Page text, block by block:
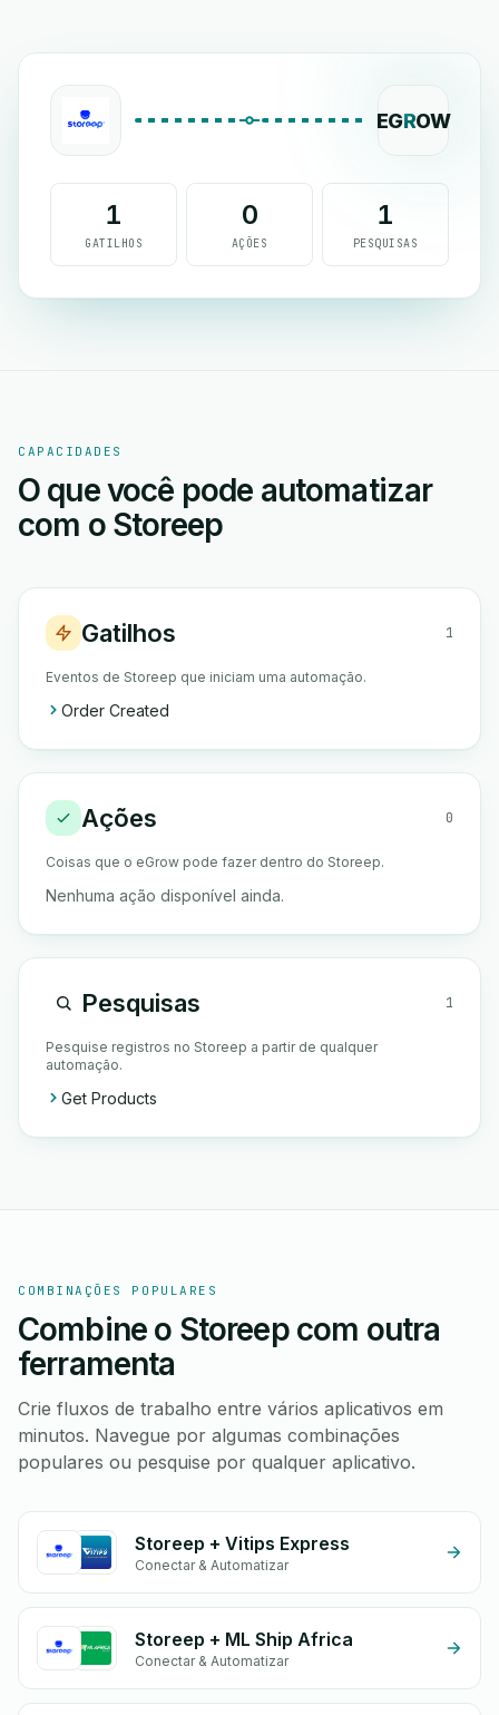
EGROW
1
GATILHOS
0
AÇÕES
1
PESQUISAS
CAPACIDADES
O que você pode automatizar
com o Storeep
Gatilhos 1
Eventos de Storeep que iniciam uma automação.
Order Created
Ações 0
Coisas que o eGrow pode fazer dentro do Storeep.
Nenhuma ação disponível ainda.
Pesquisas 1
Pesquise registros no Storeep a partir de qualquer
automação.
Get Products
COMBINAÇÕES POPULARES
Combine o Storeep com outra
ferramenta
Crie fluxos de trabalho entre vários aplicativos em
minutos. Navegue por algumas combinações
populares ou pesquise por qualquer aplicativo.
Storeep + Vitips Express
Conectar & Automatizar
Storeep + ML Ship Africa
Conectar & Automatizar